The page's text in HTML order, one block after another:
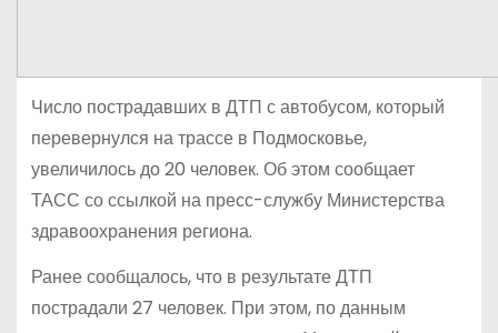
Число пострадавших в ДТП с автобусом, который
перевернулся на трассе в Подмосковье,
увеличилось до 20 человек. Об этом сообщает
ТАСС со ссылкой на пресс-службу Министерства
здравоохранения региона.
Ранее сообщалось, что в результате ДТП
пострадали 27 человек. При этом, по данным